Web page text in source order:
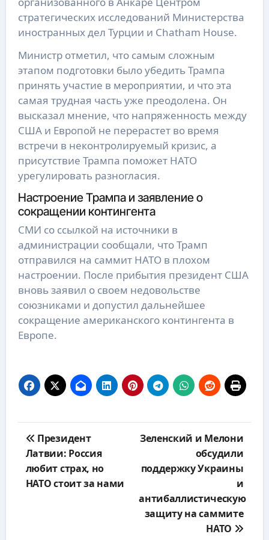
стратегических исследований Министерства
иностранных дел Турции и Chatham House.
Министр отметил, что самым сложным
этапом подготовки было убедить Трампа
принять участие в мероприятии, и что эта
самая трудная часть уже преодолена. Он
высказал мнение, что напряженность между
США и Европой не перерастет во время
встречи в неконтролируемый кризис, а
присутствие Трампа поможет НАТО
урегулировать разногласия.
Настроение Трампа и заявление о
сокращении контингента
СМИ со ссылкой на источники в
администрации сообщали, что Трамп
отправился на саммит НАТО в плохом
настроении. После прибытия президент США
вновь заявил о своем недовольстве
союзниками и допустил дальнейшее
сокращение американского контингента в
Европе.
по
записям
Президент
Латвии: Россия
любит страх, но
НАТО стоит за нами
Зеленский и Мелони
обсудили
поддержку Украины
и
антибаллистическую
защиту на саммите
НАТО